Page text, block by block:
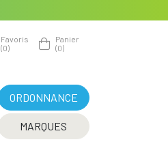
Favoris
(0)
Panier
(0)
ORDONNANCE
MARQUES